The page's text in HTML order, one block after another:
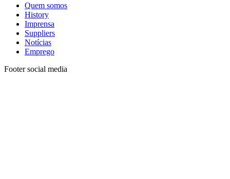
Quem somos
History
Imprensa
Suppliers
Notícias
Emprego
Footer social media